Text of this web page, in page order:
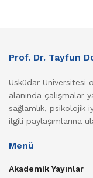
Prof. Dr. Tayfun
Üsküdar Üniversitesi
alanında çalışmalar
sağlamlık, psikolojik
ilgili paylaşımlarına
Menü
Akademik Yayınlar